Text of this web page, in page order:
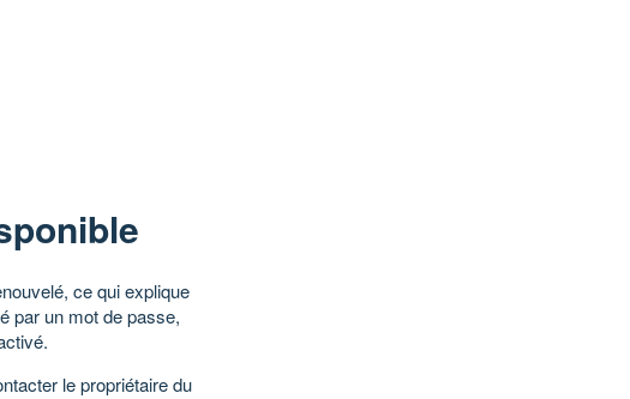
ce qui explique
par un mot de passe,
le propriétaire du